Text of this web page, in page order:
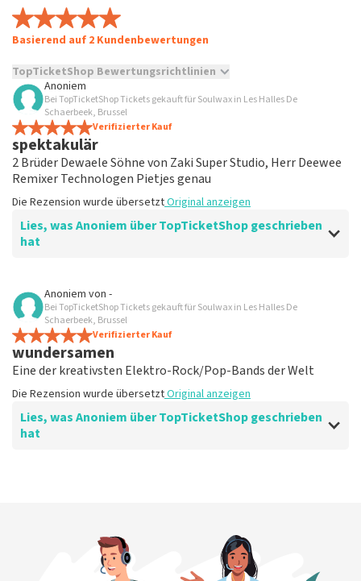
Basierend auf 2 Kundenbewertungen
TopTicketShop Bewertungsrichtlinien
TopTicketShop sammelt Bewertungen von echten Kunden.
Es ist nicht möglich, eine Bewertung abzugeben, wenn du
keine Tickets bei TopTicketShop gekauft hast. Beiträge mit
beleidigender Sprache und/oder falschen Angaben werden
nicht veröffentlicht. Es kann einige Wochen dauern, bis eine
Bewertung veröffentlicht wird.
Anoniem
Bei TopTicketShop Tickets gekauft für Soulwax in Les Halles De
Schaerbeek, Brussel
Verifizierter Kauf
spektakulär
2 Brüder Dewaele Söhne von Zaki Super Studio, Herr Deewee
Remixer Technologen Pietjes genau
Die Rezension wurde übersetztOriginal anzeigen
Lies, was Anoniem über TopTicketShop geschrieben
hat
Bewertung von Anoniem über
fließend
nichts zu beanstanden
Die Rezension wurde übersetzt
Anoniem von -
Bei TopTicketShop Tickets gekauft für Soulwax in Les Halles De
Schaerbeek, Brussel
Verifizierter Kauf
wundersamen
Eine der kreativsten Elektro-Rock/Pop-Bands der Welt
Die Rezension wurde übersetztOriginal anzeigen
Lies, was Anoniem über TopTicketShop geschrieben
hat